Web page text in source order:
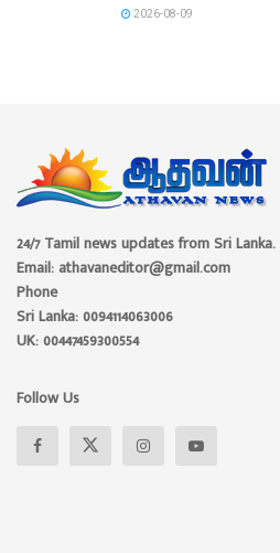
2026-08-09
24/7 Tamil news updates from Sri Lanka.
Email: athavaneditor@gmail.com
Phone
Sri Lanka: 0094114063006
UK: 00447459300554
Follow Us